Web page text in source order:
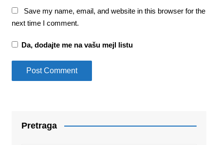
Save my name, email, and website in this browser for the
next time I comment.
Da, dodajte me na vašu mejl listu
Pretraga